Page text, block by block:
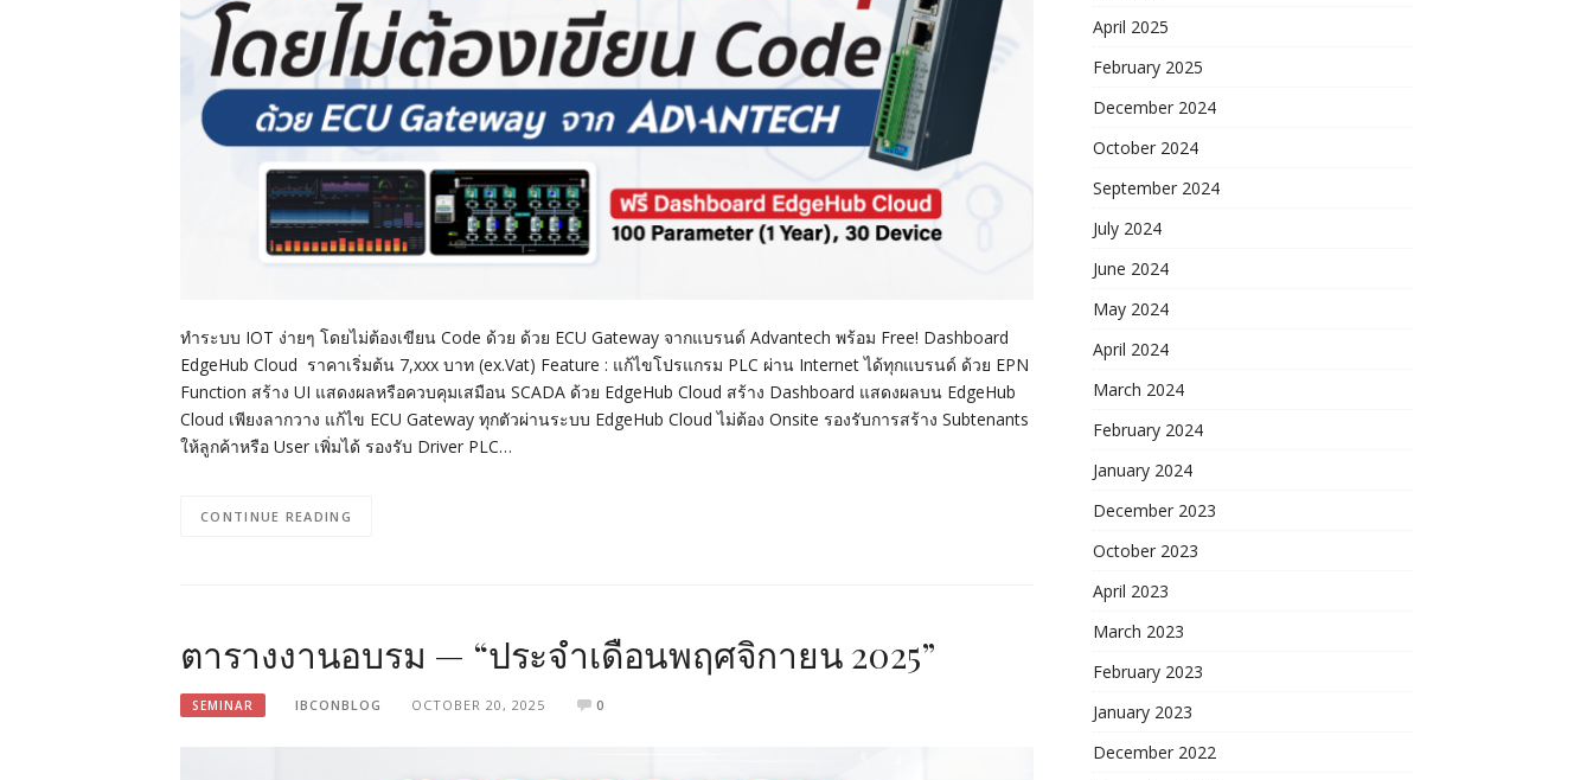
ทำระบบ IOT ง่ายๆ โดยไม่ต้องเขียน Code ด้วย ด้วย ECU Gateway จากแบรนด์ Advantech พร้อม Free! Dashboard
EdgeHub Cloud ราคาเริ่มต้น 7,xxx บาท (ex.Vat) Feature : แก้ไขโปรแกรม PLC ผ่าน Internet ได้ทุกแบรนด์ ด้วย EPN
Function สร้าง UI แสดงผลหรือควบคุมเสมือน SCADA ด้วย EdgeHub Cloud สร้าง Dashboard แสดงผลบน EdgeHub
Cloud เพียงลากวาง แก้ไข ECU Gateway ทุกตัวผ่านระบบ EdgeHub Cloud ไม่ต้อง Onsite รองรับการสร้าง Subtenants
ให้ลูกค้าหรือ User เพิ่มได้ รองรับ Driver PLC…
CONTINUE READING
ตารางงานอบรม — “ประจำเดือนพฤศจิกายน 2025”
SEMINAR IBCONBLOG OCTOBER 20, 2025 0
April 2025
February 2025
December 2024
October 2024
September 2024
July 2024
June 2024
May 2024
April 2024
March 2024
February 2024
January 2024
December 2023
October 2023
April 2023
March 2023
February 2023
January 2023
December 2022